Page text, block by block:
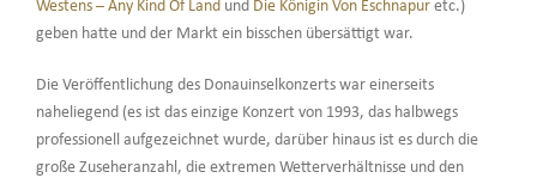
Westens – Any Kind Of Land und Die Königin Von Eschnapuretc.)
geben hatte und der Markt ein bisschen übersättigt war.
Die Veröffentlichung des Donauinselkonzerts war einerseits
naheliegend (es ist das einzige Konzert von 1993, das halbwegs
professionell aufgezeichnet wurde, darüber hinaus ist es durch die
große Zuseheranzahl, die extremen Wetterverhältnisse und den